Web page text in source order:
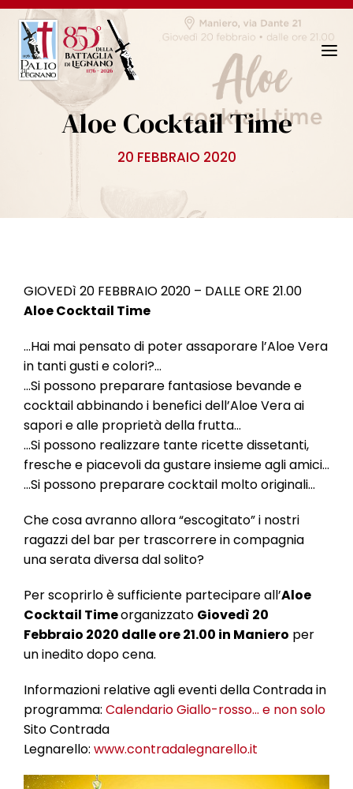
N
o
Aloe Cocktail Time
20 FEBBRAIO 2020
GIOVEDì 20 FEBBRAIO 2020 – DALLE ORE 21.00
Aloe Cocktail Time
…Hai mai pensato di poter assaporare l’Aloe Vera
in tanti gusti e colori?…
…Si possono preparare fantasiose bevande e
cocktail abbinando i benefici dell’Aloe Vera ai
sapori e alle proprietà della frutta…
…Si possono realizzare tante ricette dissetanti,
fresche e piacevoli da gustare insieme agli amici…
…Si possono preparare cocktail molto originali…
Che cosa avranno allora “escogitato” i nostri
ragazzi del bar per trascorrere in compagnia
una serata diversa dal solito?
Per scoprirlo è sufficiente partecipare all’Aloe
Cocktail Timeorganizzato Giovedì 20
Febbraio 2020 dalle ore 21.00 in Maniero per
un inedito dopo cena.
Informazioni relative agli eventi della Contrada in
programma: Calendario Giallo-rosso… e non solo
Sito Contrada
Legnarello: www.contradalegnarello.it